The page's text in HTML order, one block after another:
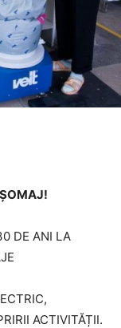
DE ANI LA
ACTIVITĂȚII.